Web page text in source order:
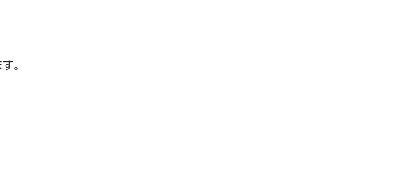
。